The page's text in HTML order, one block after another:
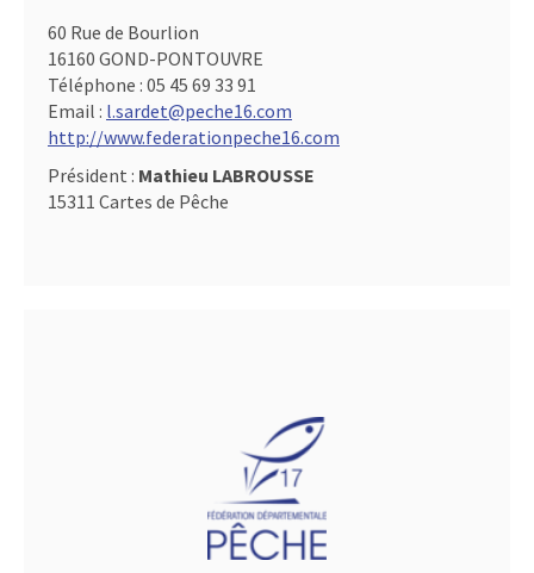
60 Rue de Bourlion
16160 GOND-PONTOUVRE
Téléphone : 05 45 69 33 91
Email : l.sardet@peche16.com
http://www.federationpeche16.com
Président : Mathieu LABROUSSE
15311 Cartes de Pêche